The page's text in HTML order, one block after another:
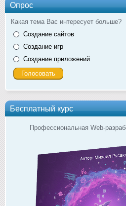
Опрос
Какая тема Вас интересует больше?
Создание сайтов
Создание игр
Создание приложений
Бесплатный курс
Профессиональная Web-